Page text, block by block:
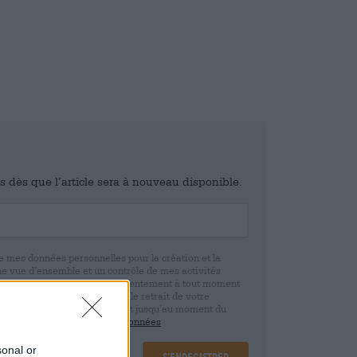
or
que l’article sera à nouveau disponible.
données personnelles pour la création et la
vue d’ensemble et un contrôle de mes activités
je peux révoquer ce consentement à tout moment
Nous vous informons que le retrait de votre
de votre consentement jusqu’au moment du
de protection des données